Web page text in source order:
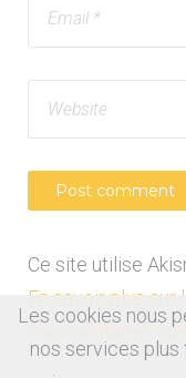
Ce site utilise
En savoir plus
commentaires
Les cookies nous
nos services plus